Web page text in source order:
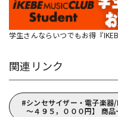
学生さんならいつでもお得『
関連リンク
シンセサイザー・電子楽
～４９５，０００円】 商品